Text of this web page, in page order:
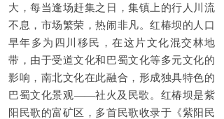
大，每当逢场赶集之日，集镇上的行人川流
不息，市场繁荣，热闹非凡。红椿坝的人口
早年多为四川移民，在这片文化混交林地
带，由于受道文化和巴蜀文化等多元文化的
影响，南北文化在此融合，形成独具特色的
巴蜀文化景观——社火及民歌。红椿坝是紫
阳民歌的富矿区，多首民歌收录于《紫阳民